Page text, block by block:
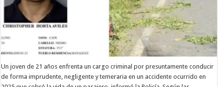
Un joven de 21 años enfrenta un cargo criminal por presuntamente conducir
de forma imprudente, negligente y temeraria en un accidente ocurrido en